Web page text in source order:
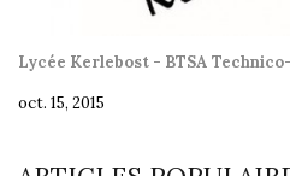
Lycée Kerlebost - BTSA
oct. 15, 2015